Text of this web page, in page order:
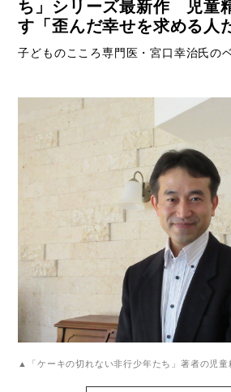
ち」シリーズ最新作 児童
す「歪んだ幸せを求める人
子どものこころ専門医・宮口幸治氏の
▲「ケーキの切れない非行少年たち」著者の児童